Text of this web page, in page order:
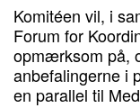
Komitéen vil, i
Forum for
opmærksom på,
anbefalingerne i
en parallel til